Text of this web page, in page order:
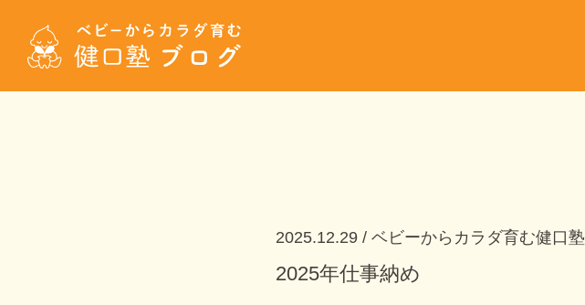
2025.12.29 ベビーからカラダ育む健口塾
2025年仕事納め